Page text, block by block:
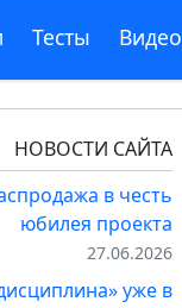
Тесты Видео
НОВОСТИ САЙТА
в честь
юбилея проекта
27.06.2026
уже в